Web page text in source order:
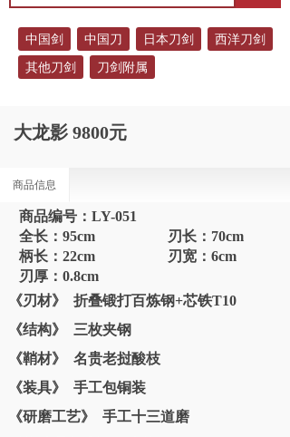
中国剑 中国刀 日本刀剑
西洋刀剑
其他刀剑
刀剑附属
大龙影 9800元
商品信息
商品编号： LY-051
全长：95cm 刃长：70cm
柄长：22cm 刃宽：6cm
刃厚：0.8cm
《刃材》 折叠锻打百炼钢+芯铁T10
《结构》 三枚夹钢
《鞘材》 名贵老挝酸枝
《装具》 手工包铜装
《研磨工艺》 手工十三道磨